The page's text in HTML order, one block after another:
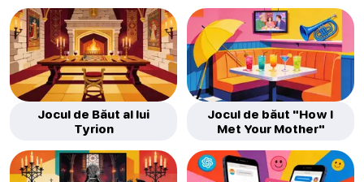
Jocul de Băut al lui
Tyrion
Jocul de băut "How I
Met Your Mother"